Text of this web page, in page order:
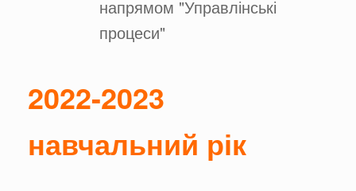
напрямом "Управлінські
процеси"
2022-2023
навчальний рік